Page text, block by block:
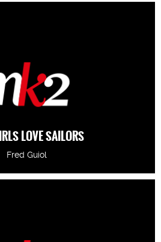
LOVE SAILORS
Fred Guiol